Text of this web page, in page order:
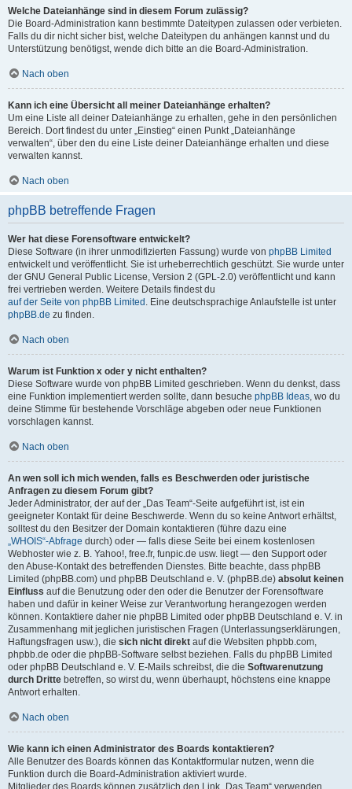
Welche Dateianhänge sind in diesem Forum zulässig?
Die Board-Administration kann bestimmte Dateitypen zulassen oder verbieten.
Falls du dir nicht sicher bist, welche Dateitypen du anhängen kannst und du
Unterstützung benötigst, wende dich bitte an die Board-Administration.
Nach oben
Kann ich eine Übersicht all meiner Dateianhänge erhalten?
Um eine Liste all deiner Dateianhänge zu erhalten, gehe in den persönlichen
Bereich. Dort findest du unter „Einstieg“ einen Punkt „Dateianhänge
verwalten“, über den du eine Liste deiner Dateianhänge erhalten und diese
verwalten kannst.
Nach oben
phpBB betreffende Fragen
Wer hat diese Forensoftware entwickelt?
Diese Software (in ihrer unmodifizierten Fassung) wurde von phpBB Limited
entwickelt und veröffentlicht. Sie ist urheberrechtlich geschützt. Sie wurde unter
der GNU General Public License, Version 2 (GPL-2.0) veröffentlicht und kann
frei vertrieben werden. Weitere Details findest du
auf der Seite von phpBB Limited . Eine deutschsprachige Anlaufstelle ist unter
phpBB.de zu finden.
Nach oben
Warum ist Funktion x oder y nicht enthalten?
Diese Software wurde von phpBB Limited geschrieben. Wenn du denkst, dass
eine Funktion implementiert werden sollte, dann besuche phpBB Ideas, wo du
deine Stimme für bestehende Vorschläge abgeben oder neue Funktionen
vorschlagen kannst.
Nach oben
An wen soll ich mich wenden, falls es Beschwerden oder juristische
Anfragen zu diesem Forum gibt?
Jeder Administrator, der auf der „Das Team“-Seite aufgeführt ist, ist ein
geeigneter Kontakt für deine Beschwerde. Wenn du so keine Antwort erhältst,
solltest du den Besitzer der Domain kontaktieren (führe dazu eine
„WHOIS“-Abfrage durch) oder — falls diese Seite bei einem kostenlosen
Webhoster wie z. B. Yahoo!, free.fr, funpic.de usw. liegt — den Support oder
den Abuse-Kontakt des betreffenden Dienstes. Bitte beachte, dass phpBB
Limited (phpBB.com) und phpBB Deutschland e. V. (phpBB.de) absolut keinen
Einfluss auf die Benutzung oder den oder die Benutzer der Forensoftware
haben und dafür in keiner Weise zur Verantwortung herangezogen werden
können. Kontaktiere daher nie phpBB Limited oder phpBB Deutschland e. V. in
Zusammenhang mit jeglichen juristischen Fragen (Unterlassungserklärungen,
Haftungsfragen usw.), die sich nicht direkt auf die Websiten phpbb.com,
phpbb.de oder die phpBB-Software selbst beziehen. Falls du phpBB Limited
oder phpBB Deutschland e. V. E-Mails schreibst, die die Softwarenutzung
durch Dritte betreffen, so wirst du, wenn überhaupt, höchstens eine knappe
Antwort erhalten.
Nach oben
Wie kann ich einen Administrator des Boards kontaktieren?
Alle Benutzer des Boards können das Kontaktformular nutzen, wenn die
Funktion durch die Board-Administration aktiviert wurde.
Mitglieder des Boards können zusätzlich den Link „Das Team“ verwenden.